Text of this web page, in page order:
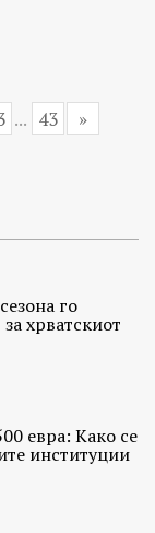
... 43 »
го
хрватскиот
евра: Како се
институции